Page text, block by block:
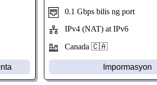
0.1 Gbps bilis ng port
IPv4 (NAT) at IPv6
Canada 🇨🇦
Impormasyon